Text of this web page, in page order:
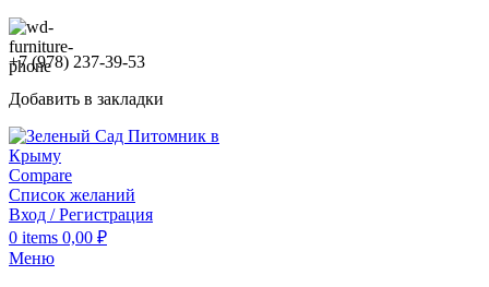
+7 (978) 237-39-53
Добавить в закладки
Compare
Список желаний
Вход / Регистрация
0 items 0,00 ₽
Меню